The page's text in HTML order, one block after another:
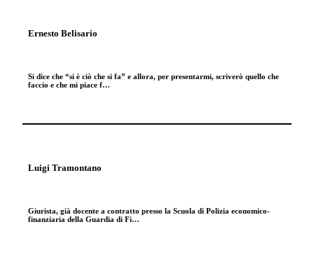
Ernesto Belisario
Si dice che “si è ciò che si fa” e allora, per presentarmi, scriverò quello che
faccio e che mi piace f…
Luigi Tramontano
Giurista, già docente a contratto presso la Scuola di Polizia economico-
finanziaria della Guardia di Fi…